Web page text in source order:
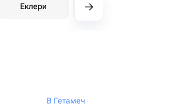
Еклери Східні солодощі
В Гетамеч